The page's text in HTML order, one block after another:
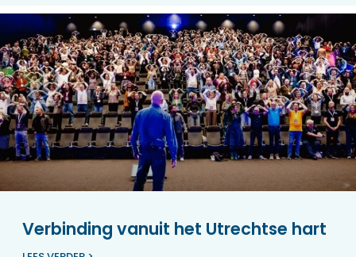
Verbinding vanuit het Utrechtse hart